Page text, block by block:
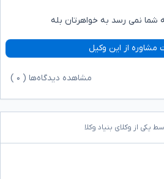
شما نمی رسد به خواهرتان بله
مشاوره از این وکیل
مشاهده دیدگاه‌ها ( ۰
یکی از وکلای بنیاد وکلا